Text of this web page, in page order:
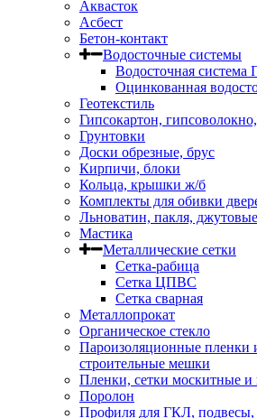
Аквасток
Асбест
Бетон-контакт
Водосточные системы
Водосточная
Оцинкованная
Геотекстиль
Гипсокартон,
Грунтовки
Доски обрезные, брус
Кирпичи, блоки
Кольца, крышки ж/б
Комплекты для обивки
Льноватин, пакля,
Мастика
Металлические сетки
Сетка-рабица
Сетка ЦПВС
Сетка сварная
Металлопрокат
Органическое стекло
Пароизоляционные пленки
строительные мешки
Пленки, сетки москитные и
Поролон
Профиля для ГКЛ, подвесы,